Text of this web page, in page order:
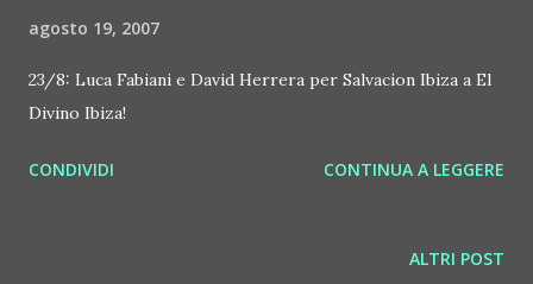
agosto 19, 2007
23/8: Luca Fabiani e David Herrera per Salvacion Ibiza a El
Divino Ibiza!
CONDIVIDI CONTINUA A LEGGERE
ALTRI POST